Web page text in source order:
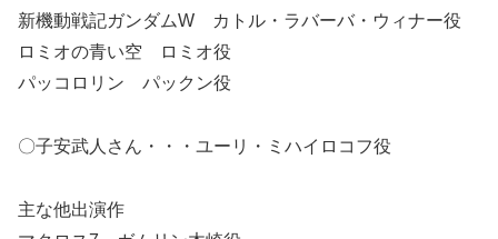
新機動戦記ガンダムW カトル・ラバーバ・ウィナー役
ロミオの青い空 ロミオ役
パッコロリン パックン役
〇子安武人さん・・・ユーリ・ミハイロコフ役
主な他出演作